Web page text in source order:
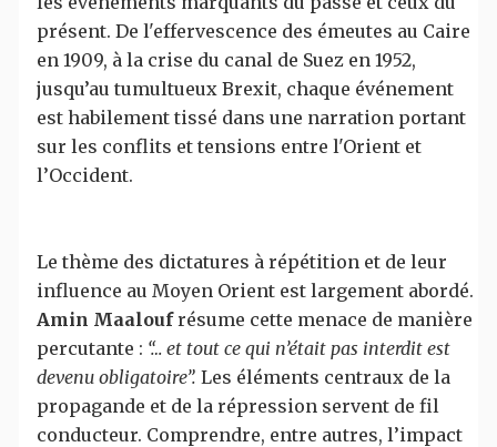
présent. De l'effervescence des émeutes au Caire
en 1909, à la crise du canal de Suez en 1952,
jusqu’au tumultueux Brexit, chaque événement
est habilement tissé dans une narration portant
sur les conflits et tensions entre l'Orient et
l’Occident.
Le thème des dictatures à répétition et de leur
influence au Moyen Orient est largement abordé.
Amin Maaloufrésume cette menace de manière
percutante : “… et tout ce qui n’était pas interdit est
devenu obligatoire”. Les éléments centraux de la
propagande et de la répression servent de fil
conducteur. Comprendre, entre autres, l’impact